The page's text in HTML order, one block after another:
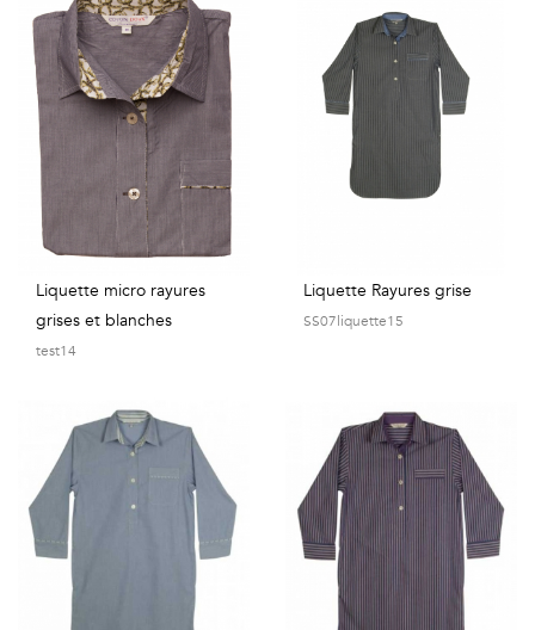
Liquette micro rayures
grises et blanches
test14
Liquette Rayures grise
SS07liquette15